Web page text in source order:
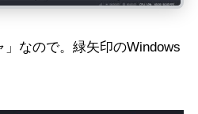
なので。緑矢印のWindows